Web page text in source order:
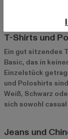
Wichtige
T-Shirts und
Ein gut sitzendes
Basic, das in
Einzelstück
und Poloshirts
Weiß, Schwarz
sich sowohl
Jeans und